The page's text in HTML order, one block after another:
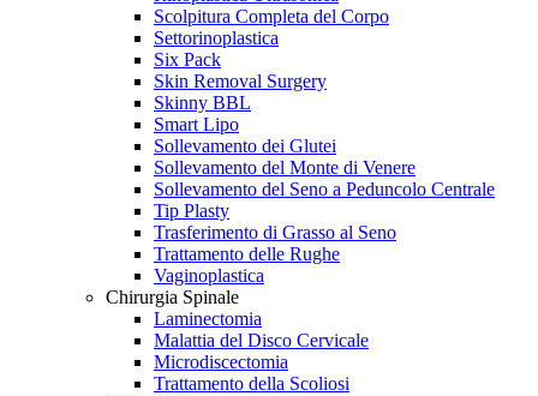
Scolpitura Completa del Corpo
Settorinoplastica
Six Pack
Skin Removal Surgery
Skinny BBL
Smart Lipo
Sollevamento dei Glutei
Sollevamento del Monte di Venere
Sollevamento del Seno a Peduncolo Centrale
Tip Plasty
Trasferimento di Grasso al Seno
Trattamento delle Rughe
Vaginoplastica
Chirurgia Spinale
Laminectomia
Malattia del Disco Cervicale
Microdiscectomia
Trattamento della Scoliosi